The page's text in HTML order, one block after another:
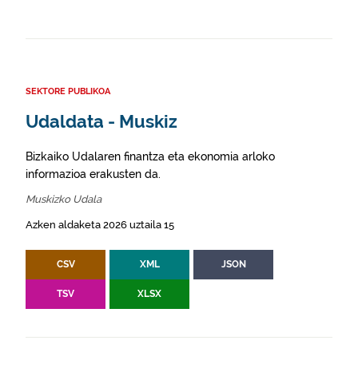
SEKTORE PUBLIKOA
Udaldata - Muskiz
Bizkaiko Udalaren finantza eta ekonomia arloko
informazioa erakusten da.
Muskizko Udala
Azken aldaketa 2026 uztaila 15
CSV XML JSON
TSV XLSX